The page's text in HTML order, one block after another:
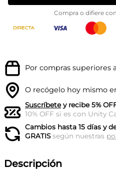
Compra o difiere
Por compras superiores
O recógelo hoy mismo
Suscríbetey recibe 5%
10% OFF si es con Unity
Cambios hasta 15 días y
GRATISsegún nuestras
Descripción